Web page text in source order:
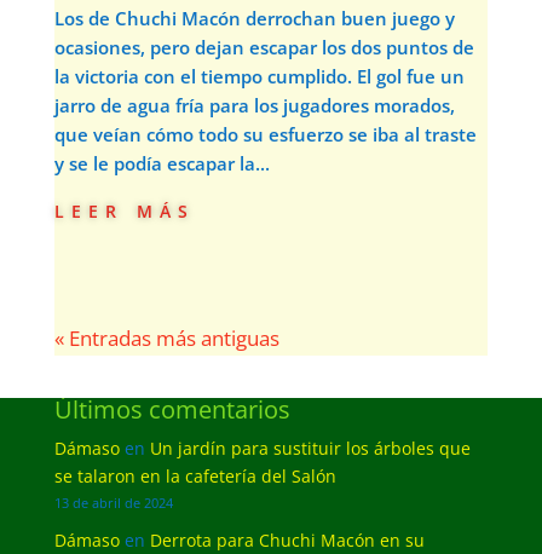
Los de Chuchi Macón derrochan buen juego y
ocasiones, pero dejan escapar los dos puntos de
la victoria con el tiempo cumplido. El gol fue un
jarro de agua fría para los jugadores morados,
que veían cómo todo su esfuerzo se iba al traste
y se le podía escapar la...
leer más
« Entradas más antiguas
Últimos comentarios
Dámasoen Un jardín para sustituir los árboles que
se talaron en la cafetería del Salón
13 de abril de 2024
Dámasoen Derrota para Chuchi Macón en su